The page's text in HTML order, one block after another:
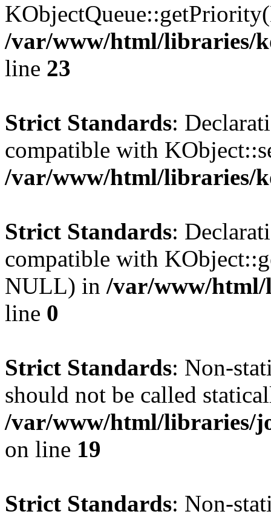
/var/www/html/libraries/
line 23
Strict Standards:
compatible with
/var/www/html/libraries/
Strict Standards:
compatible with
NULL) in /var/www/
line 0
Strict Standards: Non-
should not be called
/var/www/html/libraries/
on line 19
Strict Standards: Non-